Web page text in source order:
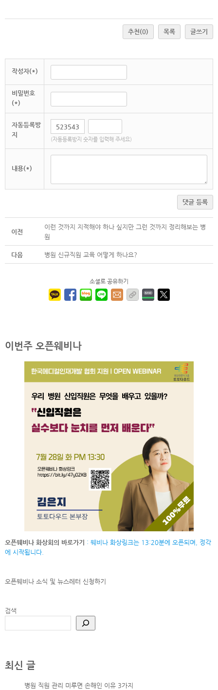
추천(0) 목록 글쓰기
작성자(*)
비밀번호
(*)
자동등록방
지
(자동등록방지 숫자를 입력해 주세요)
내용(*)
댓글 등록
이전
이런 것까지 지적해야 하나 싶지만 그런 것까지 정리해보는 병
원
다음 병원 신규직원 교육 어떻게 하나요?
소셜로 공유하기
이번주 오픈웨비나
오픈웨비나 화상회의 바로가기 : 웨비나 화상링크는 13:20분에 오픈되며, 정각
에 시작됩니다.
오픈웨비나 소식 및 뉴스레터 신청하기
검색
최신 글
병원 직원 관리 미루면 손해인 이유 3가지